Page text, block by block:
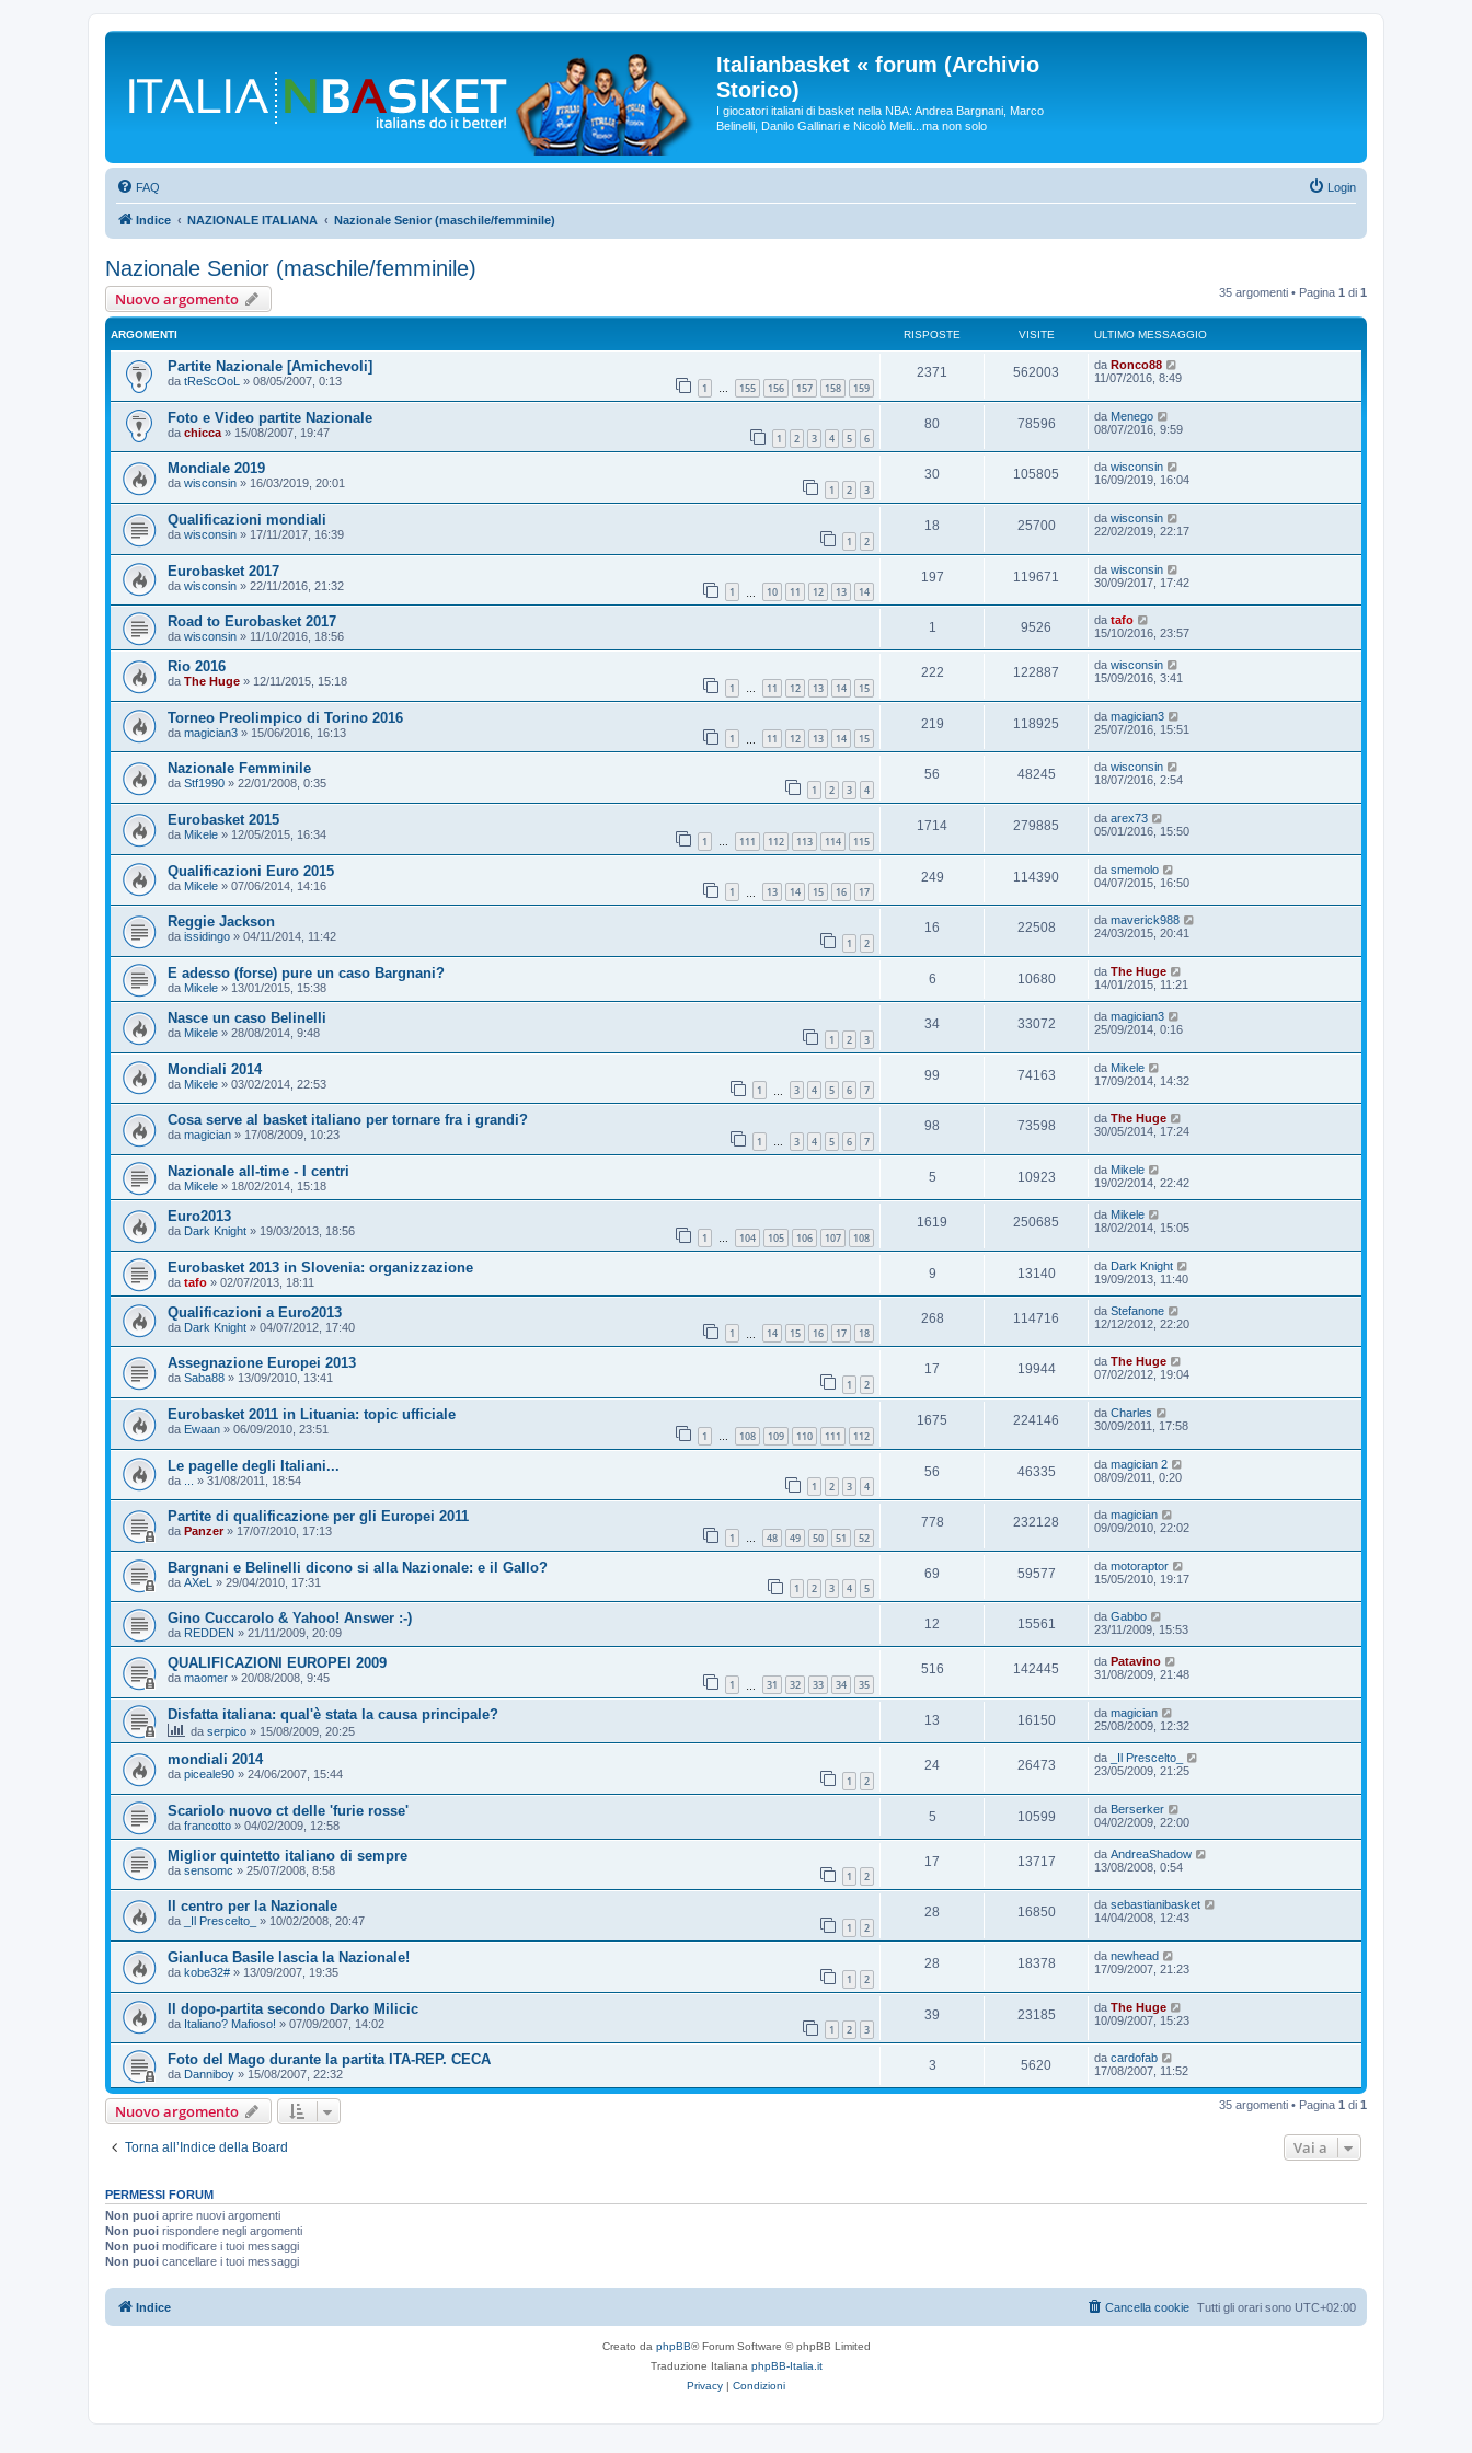
Italianbasket « forum (Archivio
Storico)
I giocatori italiani di basket nella NBA: Andrea Bargnani, Marco
Belinelli, Danilo Gallinari e Nicolò Melli...ma non solo
FAQ Login
Indice NAZIONALE ITALIANA Nazionale Senior (maschile/femminile)
Nazionale Senior (maschile/femminile)
Nuovo argomento 35 argomenti • Pagina 1 di 1
ARGOMENTI RISPOSTE VISITE ULTIMO MESSAGGIO
Partite Nazionale [Amichevoli]
da tReScOoL » 08/05/2007, 0:13 1 … 155 156 157 158 159
2371 562003 da Ronco88
11/07/2016, 8:49
Foto e Video partite Nazionale
da chicca » 15/08/2007, 19:47 1 2 3 4 5 6
80 78596 da Menego
08/07/2016, 9:59
Mondiale 2019
da wisconsin » 16/03/2019, 20:01 1 2 3
30 105805 da wisconsin
16/09/2019, 16:04
Qualificazioni mondiali
da wisconsin » 17/11/2017, 16:39 1 2
18 25700 da wisconsin
22/02/2019, 22:17
Eurobasket 2017
da wisconsin » 22/11/2016, 21:32 1 10 11 12 13 14
197 119671 da wisconsin
30/09/2017, 17:42
Road to Eurobasket 2017
da wisconsin » 11/10/2016, 18:56
1 9526 da tafo
15/10/2016, 23:57
Rio 2016
da The Huge » 12/11/2015, 15:18 1 … 11 12 13 14 15
222 122887 da wisconsin
15/09/2016, 3:41
Torneo Preolimpico di Torino 2016
da magician3 » 15/06/2016, 16:13 1 11 12 13 14 15
219 118925 da magician3
25/07/2016, 15:51
Nazionale Femminile
da Stf1990 » 22/01/2008, 0:35 1 2 3 4
56 48245 da wisconsin
18/07/2016, 2:54
Eurobasket 2015
da Mikele » 12/05/2015, 16:34 1 … 111 112 113 114 115
1714 279885 da arex73
05/01/2016, 15:50
Qualificazioni Euro 2015
da Mikele » 07/06/2014, 14:16 1 13 14 15 16 17
249 114390 da smemolo
04/07/2015, 16:50
Reggie Jackson
da issidingo » 04/11/2014, 11:42 1 2
16 22508 da maverick988
24/03/2015, 20:41
E adesso (forse) pure un caso Bargnani?
da Mikele » 13/01/2015, 15:38
6 10680 da The Huge
14/01/2015, 11:21
Nasce un caso Belinelli
da Mikele » 28/08/2014, 9:48 1 2 3
34 33072 da magician3
25/09/2014, 0:16
Mondiali 2014
da Mikele » 03/02/2014, 22:53 1 3 4 5 6 7
99 74163 da Mikele
17/09/2014, 14:32
Cosa serve al basket italiano per tornare fra i grandi?
da magician » 17/08/2009, 10:23 1 … 3 4 5 6 7
98 73598 da The Huge
30/05/2014, 17:24
Nazionale all-time - I centri
da Mikele » 18/02/2014, 15:18
5 10923 da Mikele
19/02/2014, 22:42
Euro2013
da Dark Knight » 19/03/2013, 18:56 1 … 104 105 106 107 108
1619 250685 da Mikele
18/02/2014, 15:05
Eurobasket 2013 in Slovenia: organizzazione
da tafo » 02/07/2013, 18:11
9 13140 da Dark Knight
19/09/2013, 11:40
Qualificazioni a Euro2013
da Dark Knight » 04/07/2012, 17:40 1 14 15 16 17 18
268 114716 da Stefanone
12/12/2012, 22:20
Assegnazione Europei 2013
da Saba88 » 13/09/2010, 13:41 1 2
17 19944 da The Huge
07/02/2012, 19:04
Eurobasket 2011 in Lituania: topic ufficiale
da Ewaan » 06/09/2010, 23:51 1 108 109 110 111 112
1675 224146 da Charles
30/09/2011, 17:58
Le pagelle degli Italiani...
da » 31/08/2011, 18:54 1 2 3 4
56 46335 da magician 2
08/09/2011, 0:20
Partite di qualificazione per gli Europei 2011
da Panzer» 17/07/2010, 17:13 1 … 48 49 50 51 52
778 232128 da magician
09/09/2010, 22:02
Bargnani e Belinelli dicono si alla Nazionale: e il Gallo?
da AXeL » 29/04/2010, 17:31 1 2 3 4 5
69 59577 da motoraptor
15/05/2010, 19:17
Gino Cuccarolo & Yahoo! Answer :-)
da REDDEN » 21/11/2009, 20:09
12 15561 da Gabbo
23/11/2009, 15:53
QUALIFICAZIONI EUROPEI 2009
da maomer » 20/08/2008, 9:45 1 31 32 33 34 35
516 142445 da Patavino
31/08/2009, 21:48
Disfatta italiana: qual'è stata la causa principale?
da serpico » 15/08/2009, 20:25
13 16150 da magician
25/08/2009, 12:32
mondiali 2014
da piceale90 » 24/06/2007, 15:44 1 2
24 26473 da
_Il Prescelto_
23/05/2009, 21:25
Scariolo nuovo ct delle 'furie rosse'
da francotto » 04/02/2009, 12:58
5 10599 da Berserker
04/02/2009, 22:00
Miglior quintetto italiano di sempre
da sensomc » 25/07/2008, 8:58 1 2
17 13717 da AndreaShadow
13/08/2008, 0:54
Il centro per la Nazionale
da _Il Prescelto_ » 10/02/2008, 20:47 1 2
28 16850 da sebastianibasket
14/04/2008, 12:43
Gianluca Basile lascia la Nazionale!
da kobe32# » 13/09/2007, 19:35 1 2
28 18378 da newhead
17/09/2007, 21:23
Il dopo-partita secondo Darko Milicic
da Italiano? Mafioso! » 07/09/2007, 14:02 1 2 3
39 23185 da The Huge
10/09/2007, 15:23
Foto del Mago durante la partita ITA-REP. CECA
da Danniboy » 15/08/2007, 22:32
3 5620 da cardofab
17/08/2007, 11:52
Nuovo argomento 35 argomenti • Pagina 1 di 1
Torna all’Indice della Board Vai a
PERMESSI FORUM
Non puoi aprire nuovi argomenti
Non puoi rispondere negli argomenti
Non puoi modificare i tuoi messaggi
Non puoi cancellare i tuoi messaggi
Indice Tutti gli orari sono UTC+02:00
Cancella cookie
Creato da phpBB® Forum Software © phpBB Limited
Traduzione Italiana phpBB-Italia.it
Privacy | Condizioni